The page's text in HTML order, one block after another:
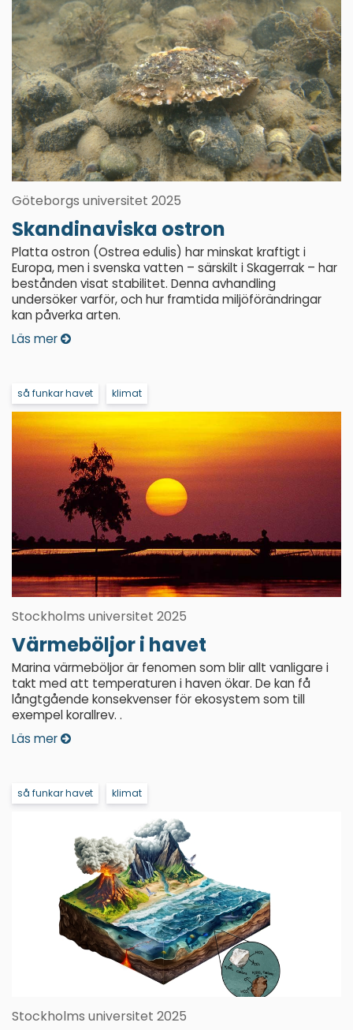
Göteborgs universitet 2025
Skandinaviska ostron
Platta ostron (Ostrea edulis) har minskat kraftigt i
Europa, men i svenska vatten – särskilt i Skagerrak – har
bestånden visat stabilitet. Denna avhandling
undersöker varför, och hur framtida miljöförändringar
kan påverka arten.
Läs mer
så funkar havet klimat
Stockholms universitet 2025
Värmeböljor i havet
Marina värmeböljor är fenomen som blir allt vanligare i
takt med att temperaturen i haven ökar. De kan få
långtgående konsekvenser för ekosystem som till
exempel korallrev. .
Läs mer
så funkar havet klimat
Stockholms universitet 2025